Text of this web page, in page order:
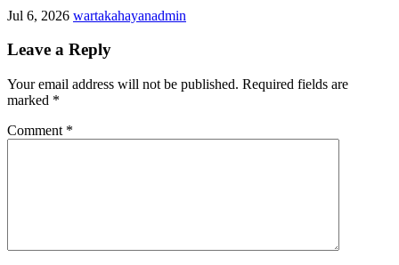
Jul 6, 2026 wartakahayanadmin
Leave a Reply
Your email address will not be published. Required fields are
marked *
Comment *